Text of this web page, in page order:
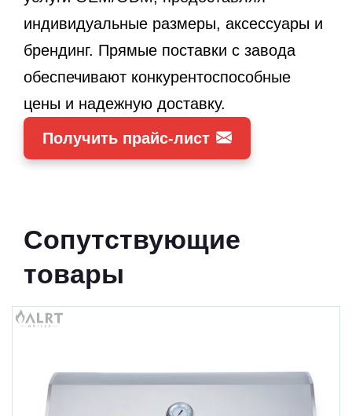
индивидуальные размеры, аксессуары и
брендинг. Прямые поставки с завода
обеспечивают конкурентоспособные
цены и надежную доставку.
Получить прайс-лист
Сопутствующие
товары